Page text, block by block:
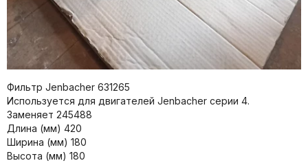
Фильтр Jenbacher 631265
Используется для двигателей Jenbacher серии 4.
Заменяет 245488
Длина (мм) 420
Ширина (мм) 180
Высота (мм) 180